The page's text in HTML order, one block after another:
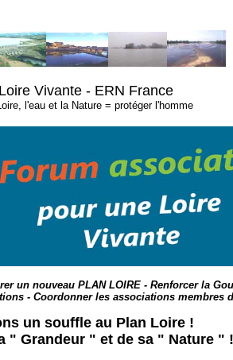
Vivante - ERN France
l'eau et la Nature = protéger l'homme
un nouveau PLAN LOIRE - Renforcer la
- Coordonner les associations membres
un souffle au Plan Loire !
" Grandeur " et de sa " Nature " !